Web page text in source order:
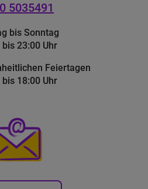
5035491
bis Sonntag
bis 23:00 Uhr
Feiertagen
bis 18:00 Uhr